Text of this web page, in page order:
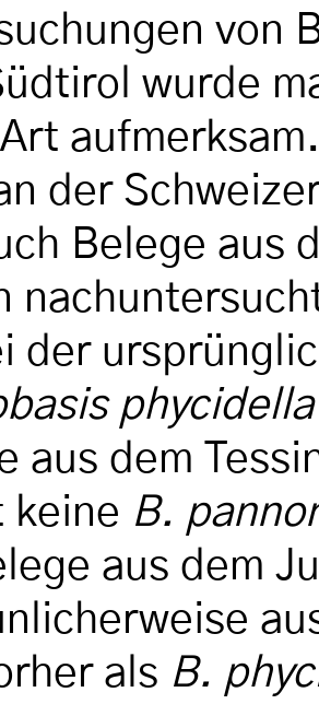
von
wurde
der
Belege aus
der
phycidella
aus dem
keine B.
aus dem
als B.